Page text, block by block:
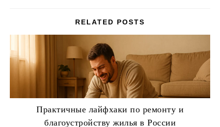
RELATED POSTS
Практичные лайфхаки по ремонту и
благоустройству жилья в России